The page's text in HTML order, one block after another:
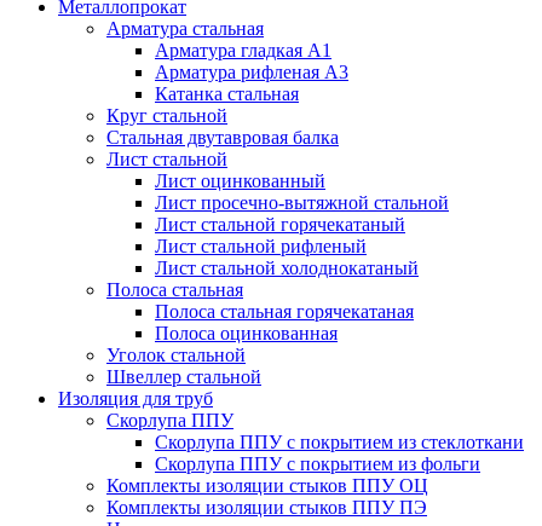
Металлопрокат
Арматура стальная
Арматура гладкая А1
Арматура рифленая А3
Катанка стальная
Круг стальной
Стальная двутавровая балка
Лист стальной
Лист оцинкованный
Лист просечно-вытяжной стальной
Лист стальной горячекатаный
Лист стальной рифленый
Лист стальной холоднокатаный
Полоса стальная
Полоса стальная горячекатаная
Полоса оцинкованная
Уголок стальной
Швеллер стальной
Изоляция для труб
Скорлупа ППУ
Скорлупа ППУ с покрытием из стеклоткани
Скорлупа ППУ с покрытием из фольги
Комплекты изоляции стыков ППУ ОЦ
Комплекты изоляции стыков ППУ ПЭ